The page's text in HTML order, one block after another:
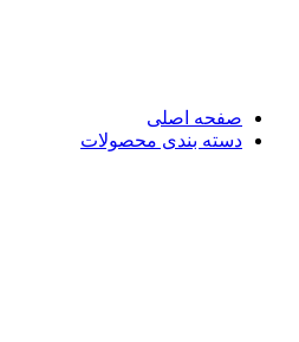
صفحه اصلی
دسته بندی محصولات